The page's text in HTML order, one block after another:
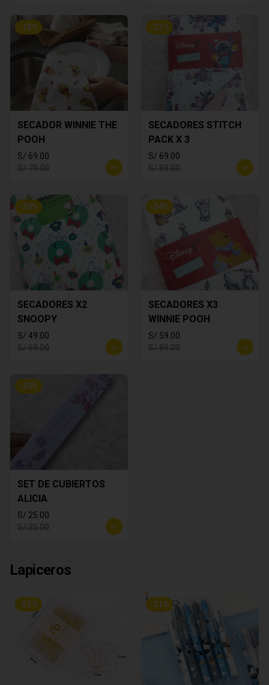
-13%
SECADOR WINNIE THE
POOH
S/ 69.00
S/ 79.00
-22%
SECADORES STITCH
PACK X 3
S/ 69.00
S/ 89.00
-29%
SECADORES X2
SNOOPY
S/ 49.00
S/ 69.00
-34%
SECADORES X3
WINNIE POOH
S/ 59.00
S/ 89.00
-29%
SET DE CUBIERTOS
ALICIA
S/ 25.00
S/ 35.00
Lapiceros
-52% -31 %